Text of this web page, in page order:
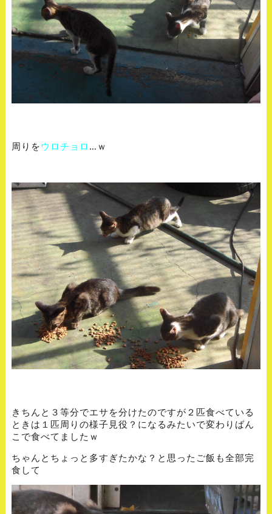
周りをウロチョロ …ｗ
きちんと３等分でエサを分けたのですが２匹食べている
ときは１匹周りの様子見役？になるみたいで変わりばん
こで食べてましたｗ
ちゃんとちょっと多すぎたかな？と思ったご飯も全部完
食して